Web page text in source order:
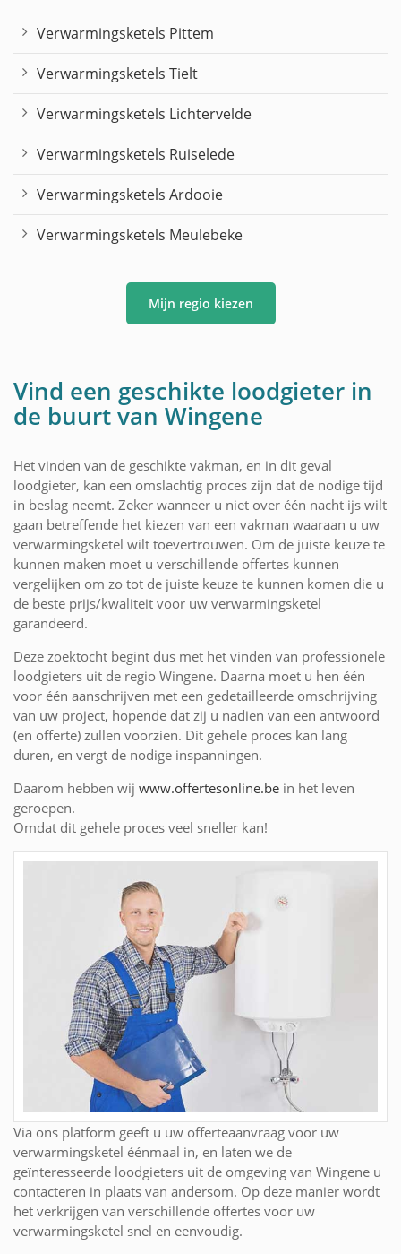
Verwarmingsketels Pittem
Verwarmingsketels Tielt
Verwarmingsketels Lichtervelde
Verwarmingsketels Ruiselede
Verwarmingsketels Ardooie
Verwarmingsketels Meulebeke
Mijn regio kiezen
Vind een geschikte loodgieter in
de buurt van Wingene
Het vinden van de geschikte vakman, en in dit geval
loodgieter, kan een omslachtig proces zijn dat de nodige tijd
in beslag neemt. Zeker wanneer u niet over één nacht ijs wilt
gaan betreffende het kiezen van een vakman waaraan u uw
verwarmingsketel wilt toevertrouwen. Om de juiste keuze te
kunnen maken moet u verschillende offertes kunnen
vergelijken om zo tot de juiste keuze te kunnen komen die u
de beste prijs/kwaliteit voor uw verwarmingsketel
garandeerd.
Deze zoektocht begint dus met het vinden van professionele
loodgieters uit de regio Wingene. Daarna moet u hen één
voor één aanschrijven met een gedetailleerde omschrijving
van uw project, hopende dat zij u nadien van een antwoord
(en offerte) zullen voorzien. Dit gehele proces kan lang
duren, en vergt de nodige inspanningen.
Daarom hebben wij www.offertesonline.be in het leven
geroepen.
Omdat dit gehele proces veel sneller kan!
Via ons platform geeft u uw offerteaanvraag voor uw
verwarmingsketel éénmaal in, en laten we de
geïnteresseerde loodgieters uit de omgeving van Wingene u
contacteren in plaats van andersom. Op deze manier wordt
het verkrijgen van verschillende offertes voor uw
verwarmingsketel snel en eenvoudig.